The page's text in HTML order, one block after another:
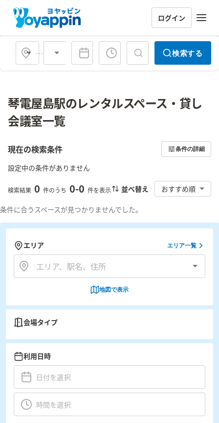
ログイン
会場タイプ 検索する
琴電屋島駅のレンタルスペース・貸し
会議室一覧
現在の検索条件 条件の詳細
設定中の条件がありません
検索結果 0 件のうち 0-0 件を表示 並べ替え おすすめ順
条件に合うスペースが見つかりませんでした。
エリア エリア一覧
地図で表示
会場タイプ
利用日時